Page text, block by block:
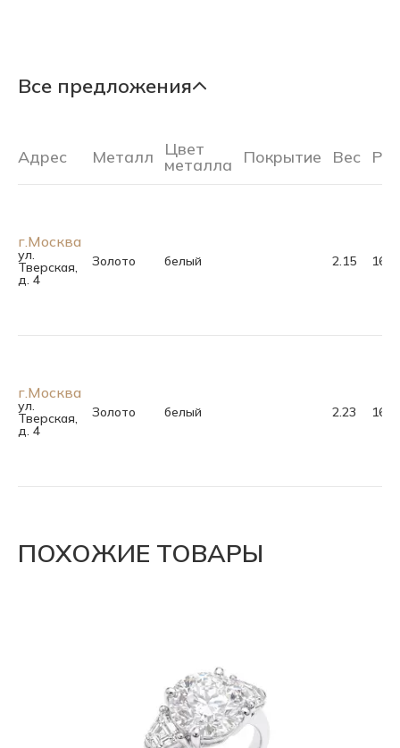
Все предложения
Адрес Металл Цвет
металла Покрытие Вес
г.Москва
ул.
Тверская,
д. 4
Золото белый 2.15 16.0
г.Москва
ул.
Тверская,
д. 4
Золото белый 2.23 16.0
ПОХОЖИЕ ТОВАРЫ